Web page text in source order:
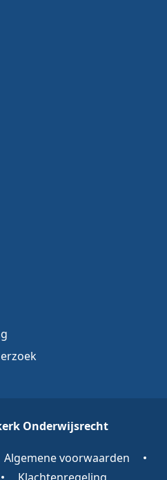
Onderwijsrecht
Algemene voorwaarden